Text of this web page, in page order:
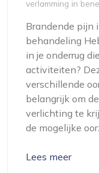
verlamming in
Brandende pijn
behandeling
in je onderrug
activiteiten?
verschillende
belangrijk om
verlichting te
de mogelijke
Lees meer